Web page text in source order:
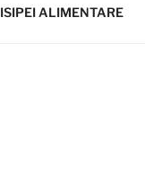
ALIMENTARE